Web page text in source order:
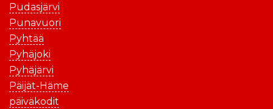
Pudasjärvi
Punavuori
Pyhtää
Pyhäjoki
Pyhäjärvi
Päijät-Häme
päiväkodit